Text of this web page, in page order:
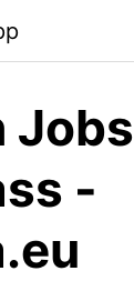
Jobs
-